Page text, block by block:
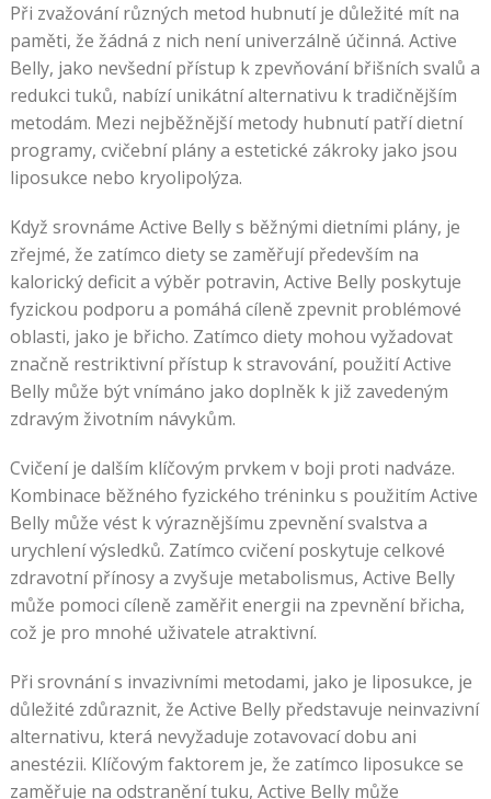
Při zvažování různých metod hubnutí je důležité mít na
paměti, že žádná z nich není univerzálně účinná. Active
Belly, jako nevšední přístup k zpevňování břišních svalů a
redukci tuků, nabízí unikátní alternativu k tradičnějším
metodám. Mezi nejběžnější metody hubnutí patří dietní
programy, cvičební plány a estetické zákroky jako jsou
liposukce nebo kryolipolýza.
Když srovnáme Active Belly s běžnými dietními plány, je
zřejmé, že zatímco diety se zaměřují především na
kalorický deficit a výběr potravin, Active Belly poskytuje
fyzickou podporu a pomáhá cíleně zpevnit problémové
oblasti, jako je břicho. Zatímco diety mohou vyžadovat
značně restriktivní přístup k stravování, použití Active
Belly může být vnímáno jako doplněk k již zavedeným
zdravým životním návykům.
Cvičení je dalším klíčovým prvkem v boji proti nadváze.
Kombinace běžného fyzického tréninku s použitím Active
Belly může vést k výraznějšímu zpevnění svalstva a
urychlení výsledků. Zatímco cvičení poskytuje celkové
zdravotní přínosy a zvyšuje metabolismus, Active Belly
může pomoci cíleně zaměřit energii na zpevnění břicha,
což je pro mnohé uživatele atraktivní.
Při srovnání s invazivními metodami, jako je liposukce, je
důležité zdůraznit, že Active Belly představuje neinvazivní
alternativu, která nevyžaduje zotavovací dobu ani
anestézii. Klíčovým faktorem je, že zatímco liposukce se
zaměřuje na odstranění tuku, Active Belly může